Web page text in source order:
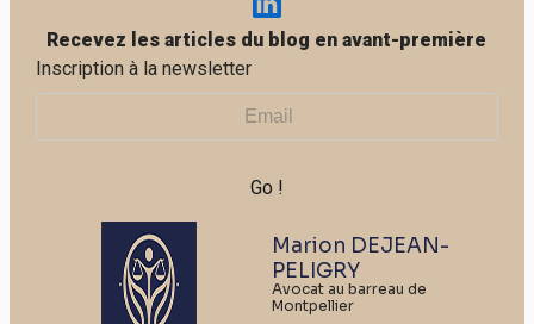
Recevez les articles du blog en avant-première
Inscription à la newsletter
Marion DEJEAN-
PELIGRY
Avocat au barreau de
Montpellier